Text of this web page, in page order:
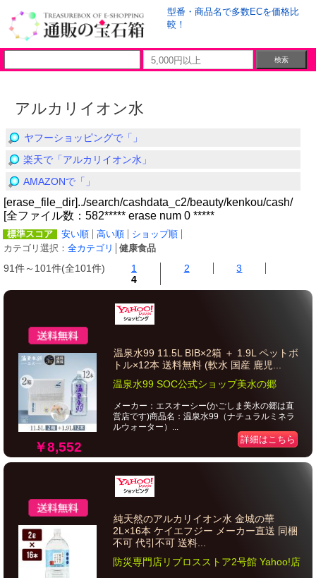
型番・商品名で多数ECを価格比
較！
アルカリイオン水
ヤフーショッピングで「」
楽天で「アルカリイオン水」
AMAZONで「」
[erase_file_dir]../search/cashdata_c2/beauty/kenkou/cash/
[全ファイル数：582***** erase num 0 *****
標準スコア 安い順 高い順
ショップ順
カテゴリ選択： 全カテゴリ 健康食品
91件～101件(全101件) 1 2
3
4
￥8,552
温泉水99 11.5L BIB×2箱 ＋ 1.9L ペットボ
トル×12本 送料無料 (軟水 国産 鹿児...
温泉水99 SOC公式ショップ美水の郷
メーカー：エスオーシー(かごしま美水の郷は直
営店です)商品名：温泉水99（ナチュラルミネラ
ルウォーター）...
詳細はこちら
純天然のアルカリイオン水 金城の華
2L×16本 ケイエフジー メーカー直送 同梱
不可 代引不可 送料...
防災専門店リプロスストア2号館 Yahoo!店